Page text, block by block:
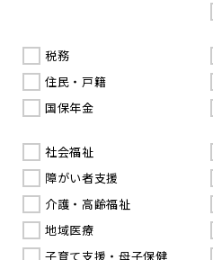
税務
住民・戸籍
国保年金
社会福祉
障がい者支援
介護・高齢福祉
地域医療
子育て支援・母子保健